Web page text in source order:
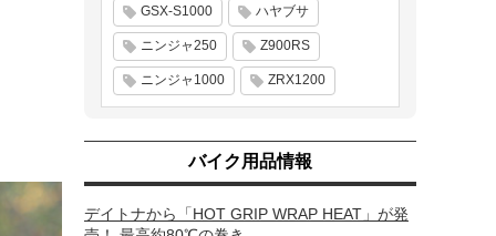
GSX-S1000 ハヤブサ
ニンジャ250 Z900RS
ニンジャ1000 ZRX1200
バイク用品情報
デイトナから「HOT GRIP WRAP HEAT」が発